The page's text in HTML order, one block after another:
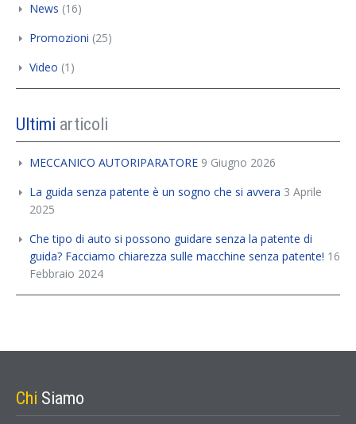
News (16)
Promozioni (25)
Video (1)
Ultimi articoli
MECCANICO AUTORIPARATORE 9 Giugno 2026
La guida senza patente è un sogno che si avvera 3 Aprile
2025
Che tipo di auto si possono guidare senza la patente di
guida? Facciamo chiarezza sulle macchine senza patente! 16
Febbraio 2024
Chi Siamo